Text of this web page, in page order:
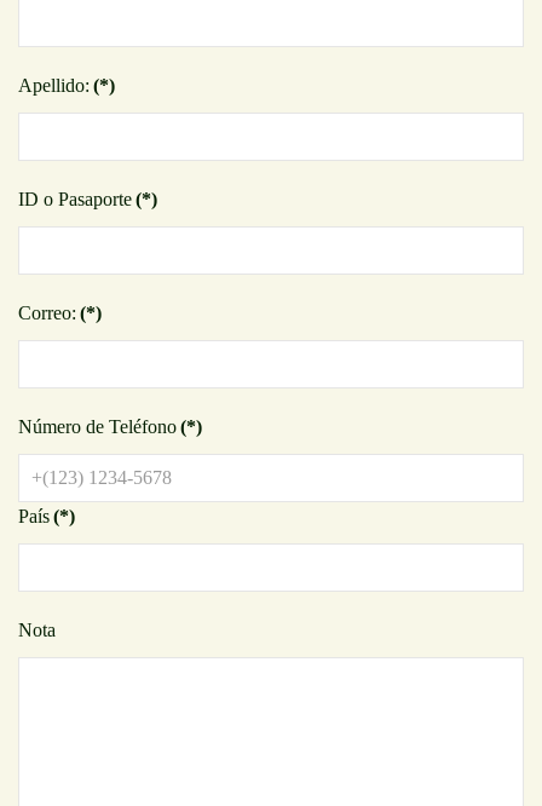
Apellido: (*)
ID o Pasaporte(*)
Correo: (*)
Número de Teléfono(*)
País(*)
Nota